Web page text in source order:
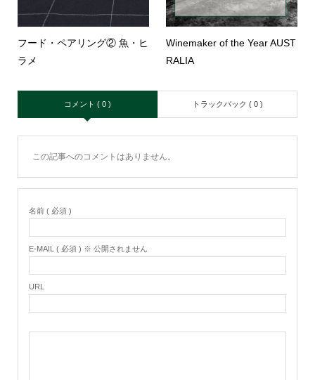
フード・ペアリング② 魚・ヒ
ラメ
Winemaker of the Year AUST
RALIA
コメント ( 0 ) トラックバック ( 0 )
この記事へのコメントはありません。
名前 ( 必須 )
E-MAIL ( 必須 ) ※ 公開されません
URL